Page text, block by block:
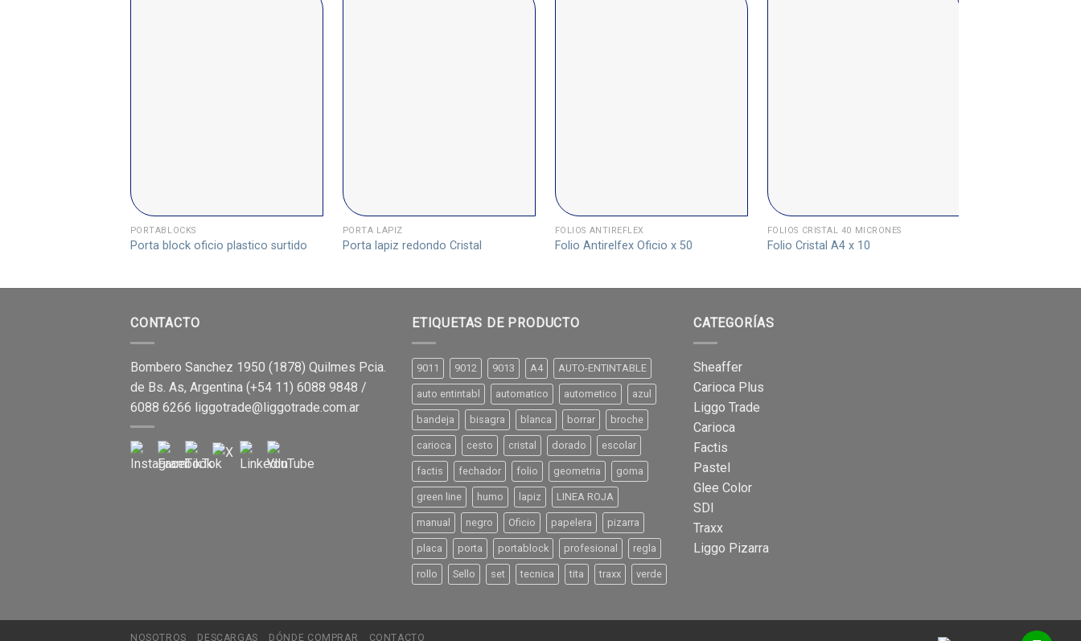
PORTABLOCKS
Porta block oficio plastico surtido
PORTA LÁPIZ
Porta lapiz redondo Cristal
FOLIOS ANTIREFLEX
Folio Antirelfex Oficio x 50
FOLIOS CRISTAL 40 MICRONES
Folio Cristal A4 x 10
CONTACTO
Bombero Sanchez 1950 (1878) Quilmes Pcia.
de Bs. As, Argentina (+54 11) 6088 9848 /
6088 6266 liggotrade@liggotrade.com.ar
ETIQUETAS DE PRODUCTO
9011 9012 9013 A4 AUTO-ENTINTABLE
auto entintabl automatico autometico azul
bandeja bisagra blanca borrar broche
carioca cesto cristal dorado escolar
factis fechador folio geometria goma
green line humo lapiz LINEA ROJA
manual negro Oficio papelera pizarra
placa porta portablock profesional regla
rollo Sello set tecnica tita traxx verde
CATEGORÍAS
Sheaffer
Carioca Plus
Liggo Trade
Carioca
Factis
Pastel
Glee Color
SDI
Traxx
Liggo Pizarra
NOSOTROS DESCARGAS DÓNDE COMPRAR CONTACTO